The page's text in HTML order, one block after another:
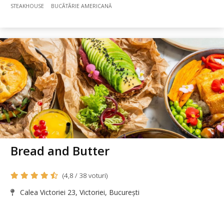
STEAKHOUSE BUCÃTÃRIE AMERICANĂ
Bread and Butter
(4,8 / 38 voturi)
Calea Victoriei 23, Victoriei, București